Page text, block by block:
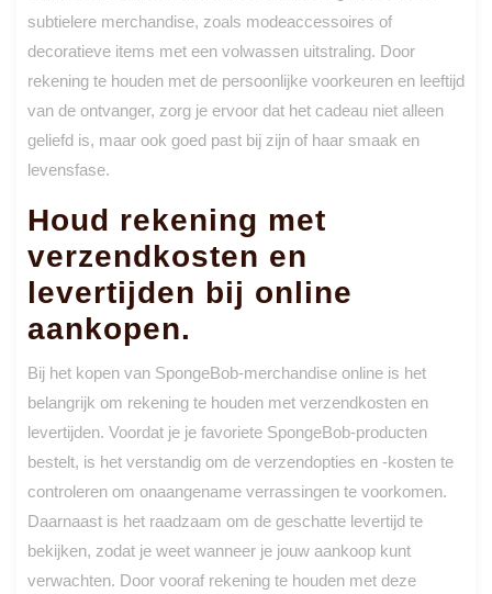
subtielere merchandise, zoals modeaccessoires of
decoratieve items met een volwassen uitstraling. Door
rekening te houden met de persoonlijke voorkeuren en leeftijd
van de ontvanger, zorg je ervoor dat het cadeau niet alleen
geliefd is, maar ook goed past bij zijn of haar smaak en
levensfase.
Houd rekening met
verzendkosten en
levertijden bij online
aankopen.
Bij het kopen van SpongeBob-merchandise online is het
belangrijk om rekening te houden met verzendkosten en
levertijden. Voordat je je favoriete SpongeBob-producten
bestelt, is het verstandig om de verzendopties en -kosten te
controleren om onaangename verrassingen te voorkomen.
Daarnaast is het raadzaam om de geschatte levertijd te
bekijken, zodat je weet wanneer je jouw aankoop kunt
verwachten. Door vooraf rekening te houden met deze